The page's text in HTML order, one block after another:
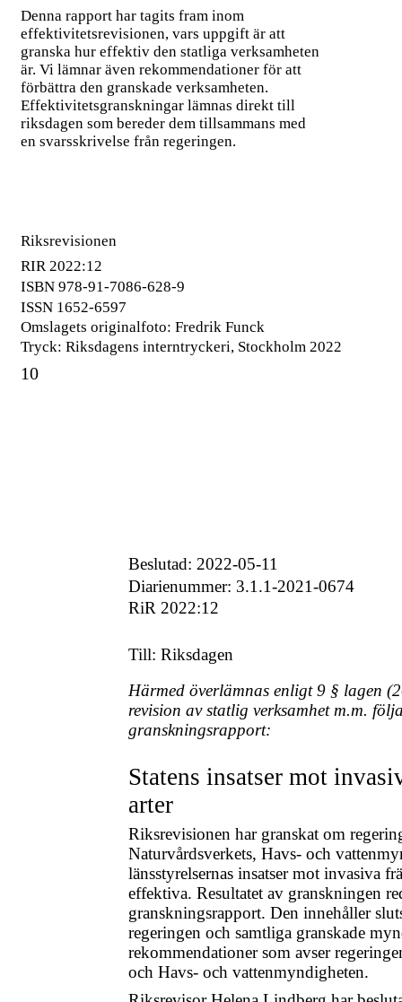
Denna rapport har tagits fram inom
effektivitetsrevisionen, vars uppgift är att
granska hur effektiv den statliga verksamheten
är. Vi lämnar även rekommendationer för att
förbättra den granskade verksamheten.
Effektivitetsgranskningar lämnas direkt till
riksdagen som bereder dem tillsammans med
en svarsskrivelse från regeringen.
Riksrevisionen
RIR 2022:12
ISBN 978-91-7086-628-9
ISSN 1652-6597
Omslagets originalfoto: Fredrik Funck
Tryck: Riksdagens interntryckeri, Stockholm 2022
10
Beslutad: 2022-05-11
Diarienummer: 3.1.1-2021-0674
RiR 2022:12
Till: Riksdagen
Härmed överlämnas enligt 9 § lagen
revision av statlig verksamhet m.m.
granskningsrapport:
Statens insatser mot
arter
Riksrevisionen har granskat om
Naturvårdsverkets, Havs- och
länsstyrelsernas insatser mot invasiva
effektiva. Resultatet av granskningen
granskningsrapport. Den innehåller
regeringen och samtliga granskade
rekommendationer som avser
och Havs- och vattenmyndigheten.